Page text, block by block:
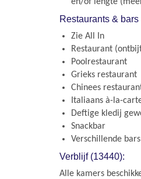
Restaurants & bars
Zie All In
Restaurant
Poolrestaurant
Grieks restaurant
Chinees
Italiaans à-la-
Deftige kledij
Snackbar
Verschillende bars
Verblijf (13440):
Alle kamers